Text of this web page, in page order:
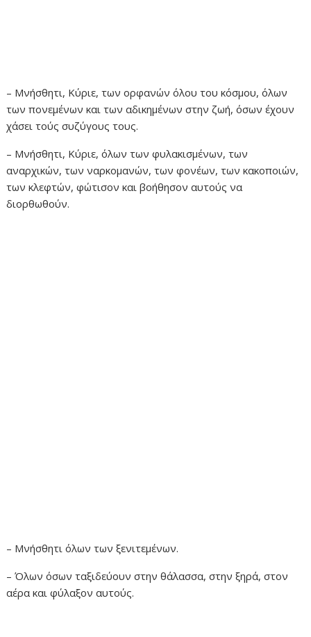
– Μνήσθητι, Κύριε, των ορφανών όλου του κόσμου, όλων
των πονεμένων και των αδικημένων στην ζωή, όσων έχουν
χάσει τούς συζύγους τους.
– Μνήσθητι, Κύριε, όλων των φυλακισμένων, των
αναρχικών, των ναρκομανών, των φονέων, των κακοποιών,
των κλεφτών, φώτισον και βοήθησον αυτούς να
διορθωθούν.
– Μνήσθητι όλων των ξενιτεμένων.
– Όλων όσων ταξιδεύουν στην θάλασσα, στην ξηρά, στον
αέρα και φύλαξον αυτούς.